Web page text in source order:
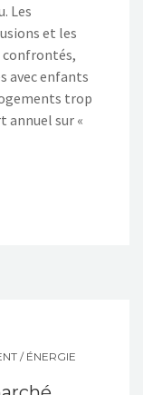
Les
et les
confrontés,
avec enfants
trop
annuel sur «
/ ÉNERGIE